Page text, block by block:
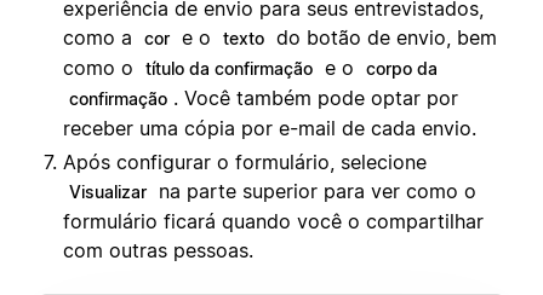
experiência de envio para seus entrevistados,
como a
cor e o texto do botão de envio, bem
como o
título da confirmação e o
corpo da
confirmação . Você também pode optar por
receber uma cópia por e-mail de cada envio.
Após configurar o formulário, selecione
Visualizar
na parte superior para ver como o
formulário ficará quando você o compartilhar
com outras pessoas.